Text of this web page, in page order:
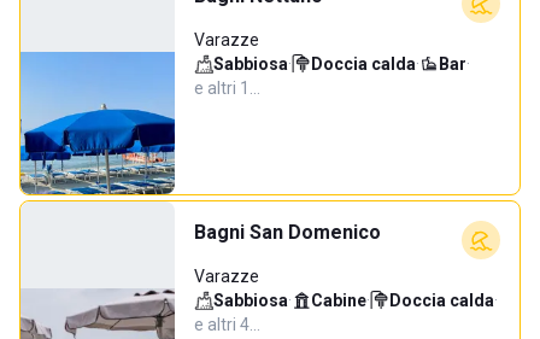
Varazze
Sabbiosa· Doccia calda· Bar·
e altri 1…
Bagni San Domenico
Varazze
Sabbiosa· Cabine· Doccia calda·
e altri 4…